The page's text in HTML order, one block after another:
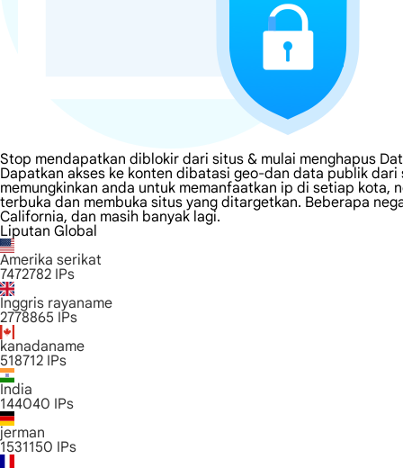
Stop mendapatkan diblokir dari situs & mulai menghapus
Dapatkan akses ke konten dibatasi geo-dan data publik dari
memungkinkan anda untuk memanfaatkan ip di setiap
terbuka dan membuka situs yang ditargetkan. Beberapa
California, dan masih banyak lagi.
Liputan Global
Amerika serikat
7472782 IPs
Inggris rayaname
2778865 IPs
kanadaname
518712 IPs
India
144040 IPs
jerman
1531150 IPs